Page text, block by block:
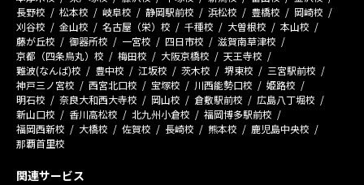
長野校
松本校 岐阜校 静岡駅前校 浜松校 豊橋校
岡崎校
刈谷校
金山校 名古屋（栄）校 千種校 大曽根校
本山校
藤が丘校
御器所校 一宮校 四日市校
滋賀南草津校
京都（四条烏丸）校
梅田校 大阪京橋校
天王寺校
難波(なんば)校
豊中校 江坂校 茨木校 堺東校
三宮駅前校
神戸三ノ宮校
西宮北口校 宝塚校 川西能勢口校
姫路校
明石校
奈良大和西大寺校 岡山校 倉敷駅前校
広島八丁堀校
新山口校
香川高松校 北九州小倉校
福岡博多駅前校
福岡西新校
大橋校 佐賀校 長崎校 熊本校
鹿児島中央校
那覇首里校
関連サービス